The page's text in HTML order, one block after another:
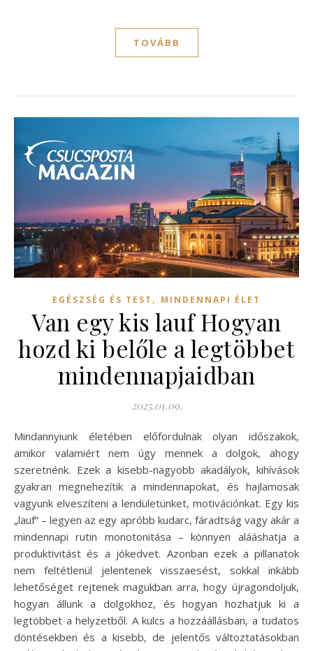
TOVÁBB
EGÉSZSÉG ÉS TEST , MINDENNAPI ÉLET
Van egy kis lauf Hogyan
hozd ki belőle a legtöbbet
mindennapjaidban
2025.01.09.
Mindannyiunk életében előfordulnak olyan időszakok,
amikor valamiért nem úgy mennek a dolgok, ahogy
szeretnénk. Ezek a kisebb-nagyobb akadályok, kihívások
gyakran megnehezítik a mindennapokat, és hajlamosak
vagyunk elveszíteni a lendületünket, motivációnkat. Egy kis
„lauf” – legyen az egy apróbb kudarc, fáradtság vagy akár a
mindennapi rutin monotonitása – könnyen alááshatja a
produktivitást és a jókedvet. Azonban ezek a pillanatok
nem feltétlenül jelentenek visszaesést, sokkal inkább
lehetőséget rejtenek magukban arra, hogy újragondoljuk,
hogyan állunk a dolgokhoz, és hogyan hozhatjuk ki a
legtöbbet a helyzetből. A kulcs a hozzáállásban, a tudatos
döntésekben és a kisebb, de jelentős változtatásokban